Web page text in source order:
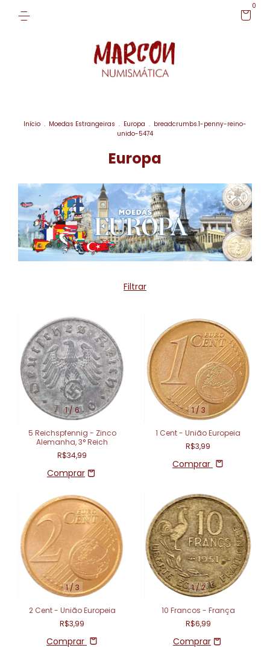
0
Início . Moedas Estrangeiras . Europa . breadcrumbs.1-penny-reino-
unido-5474
Europa
Filtrar
1/6
5 Reichspfennig - Zinco
Alemanha, 3° Reich
R$34,99
1/ 3
1 Cent - União Europeia
R$3,99
Comprar
1/ 3
2 Cent - União Europeia
R$3,99
Comprar
1/2
10 Francos - França
R$6,99